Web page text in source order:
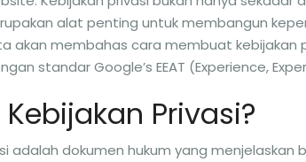
alat penting untuk membangun
akan membahas cara membuat
standar Google’s EEAT (Experience,
Privasi?
adalah dokumen hukum yang menjelaskan